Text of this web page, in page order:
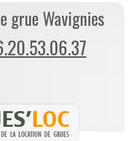
grue Wavignies